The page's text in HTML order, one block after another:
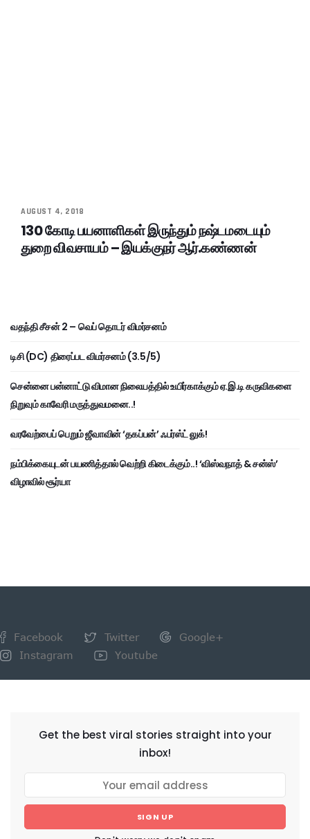
AUGUST 4, 2018
130 கோடி பயனாளிகள் இருந்தும் நஷ்டமடையும்
துறை விவசாயம் – இயக்குநர் ஆர்.கண்ணன்
வதந்தி சீசன் 2 – வெப் தொடர் விமர்சனம்
டிசி (DC) திரைப்பட விமர்சனம் (3.5/5)
சென்னை பன்னாட்டு விமான நிலையத்தில் உயிர்காக்கும் ஏ.இ.டி கருவிகளை
நிறுவும் காவேரி மருத்துவமனை..!
வரவேற்பைப் பெறும் ஜீவாவின் ‘தகப்பன்’ ஃபர்ஸ்ட் லுக்!
நம்பிக்கையுடன் பயணித்தால் வெற்றி கிடைக்கும்..! ‘விஸ்வநாத் & சன்ஸ்’
விழாவில் சூர்யா
Facebook Twitter
Google+
Instagram
Youtube
Get the best viral stories straight into your
inbox!
SIGN UP